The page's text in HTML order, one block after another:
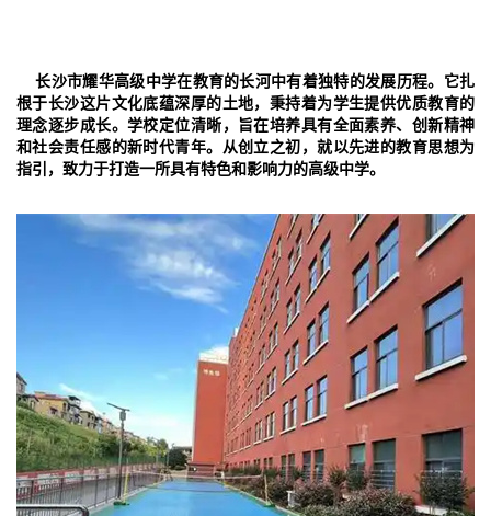
长沙市耀华高级中学在教育的长河中有着独特的发展历程。它扎
根于长沙这片文化底蕴深厚的土地，秉持着为学生提供优质教育的
理念逐步成长。学校定位清晰，旨在培养具有全面素养、创新精神
和社会责任感的新时代青年。从创立之初，就以先进的教育思想为
指引，致力于打造一所具有特色和影响力的高级中学。